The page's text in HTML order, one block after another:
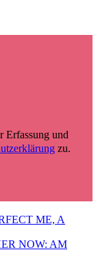
Erfassung und
zu.
ME, A
NOW: AM